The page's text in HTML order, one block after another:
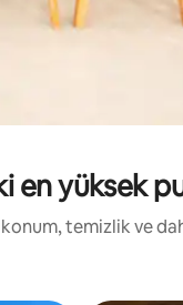
yüksek
temizlik ve